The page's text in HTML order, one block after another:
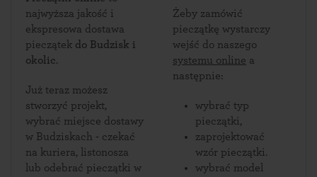
najwyższa jakość i
ekspresowa dostawa
pieczątek do Budzisk i
okolic.
Już teraz możesz
stworzyć projekt,
wybrać miejsce dostawy
w Budziskach - czekać
na kuriera, listonosza
lub odebrać pieczątki w
Żeby zamówić
pieczątkę wystarczy
wejść do naszego
systemu online a
następnie:
wybrać typ
pieczątki,
zaprojektować
wzór pieczątki.
wybrać model